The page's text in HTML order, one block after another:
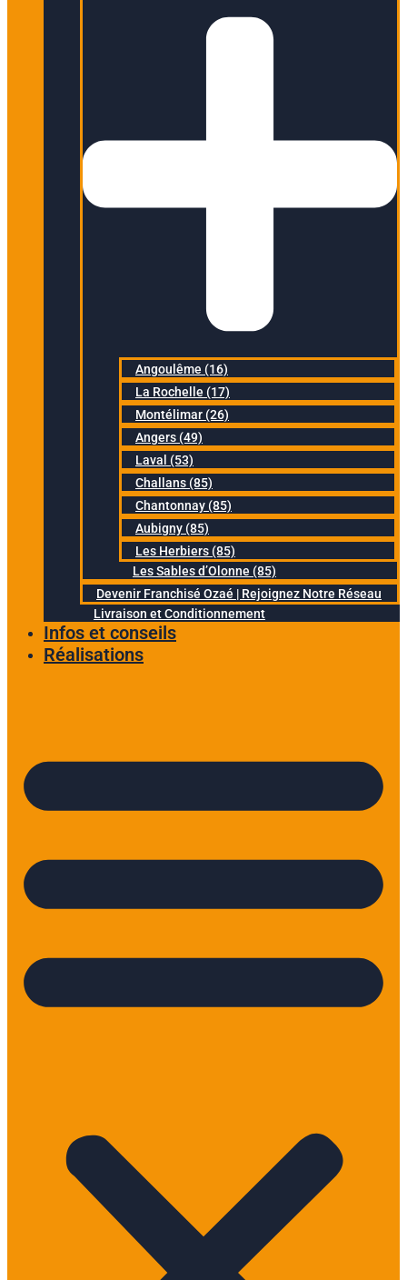
Angoulême (16)
La Rochelle (17)
Montélimar (26)
Angers (49)
Laval (53)
Challans (85)
Chantonnay (85)
Aubigny (85)
Les Herbiers (85)
Les Sables d’Olonne (85)
Devenir Franchisé Ozaé | Rejoignez Notre Réseau
Livraison et Conditionnement
Infos et conseils
Réalisations